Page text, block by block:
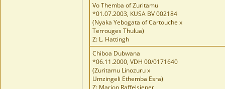
Vo Themba of Zuritamu
*01.07.2003, KUSA BV 002184
(Nyaka Yebogata of Cartouche x
Terrouges Thulua)
Z: L. Hattingh
Chiboa Dubwana
*06.11.2000, VDH 00/0171640
(Zuritamu Linozuru x
Umzingeli Ethemba Esra)
Z: Marion Raffelsieper